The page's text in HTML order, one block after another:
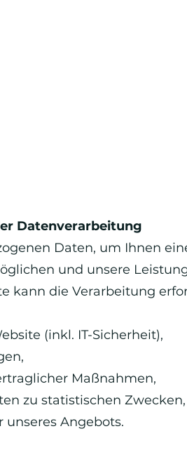
Datenverarbeitung
Daten, um Ihnen
und unsere
kann die Verarbeitung
(inkl. IT-Sicherheit),
Maßnahmen,
zu statistischen Zwecken,
Angebots.